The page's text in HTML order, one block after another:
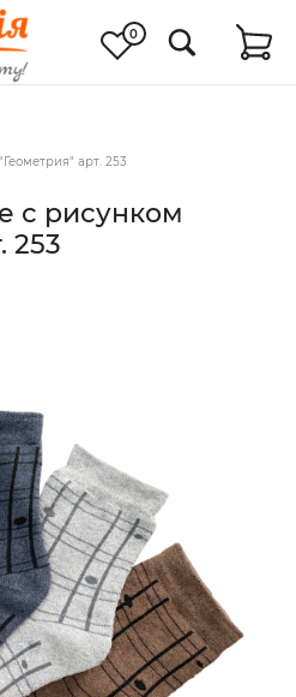
0
арт. 253
с рисунком
253